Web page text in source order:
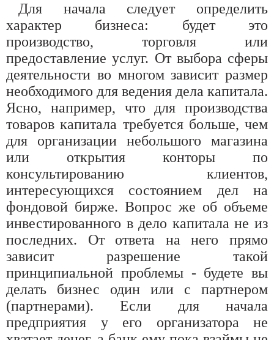
Для начала следует определить
характер бизнеса: будет это
производство, торговля или
предоставление услуг. От выбора сферы
деятельности во многом зависит размер
необходимого для ведения дела капитала.
Ясно, например, что для производства
товаров капитала требуется больше, чем
для организации небольшого магазина
или открытия конторы по
консультированию клиентов,
интересующихся состоянием дел на
фондовой бирже. Вопрос же об объеме
инвестированного в дело капитала не из
последних. От ответа на него прямо
зависит разрешение такой
принципиальной проблемы - будете вы
делать бизнес один или с партнером
(партнерами). Если для начала
предприятия у его организатора не